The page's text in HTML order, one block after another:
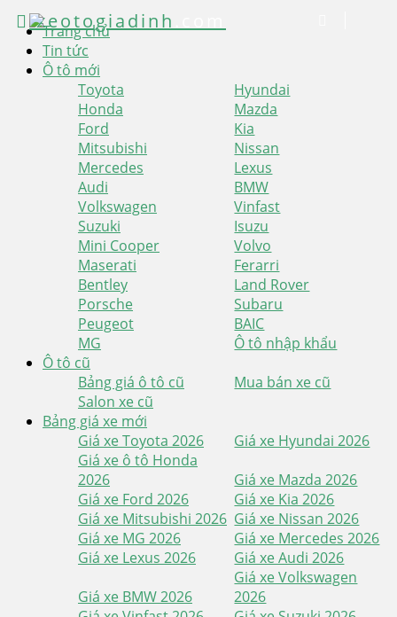
Trang chủ
Tin tức
Ô tô mới
Toyota
Hyundai
Honda
Mazda
Ford
Kia
Mitsubishi
Nissan
Mercedes
Lexus
Audi
BMW
Volkswagen
Vinfast
Suzuki
Isuzu
Mini Cooper
Volvo
Maserati
Ferarri
Bentley
Land Rover
Porsche
Subaru
Peugeot
BAIC
MG
Ô tô nhập khẩu
Ô tô cũ
Bảng giá ô tô cũ
Mua bán xe cũ
Salon xe cũ
Bảng giá xe mới
Giá xe Toyota 2026
Giá xe Hyundai 2026
Giá xe ô tô Honda
2026
Giá xe Mazda 2026
Giá xe Ford 2026
Giá xe Kia 2026
Giá xe Mitsubishi 2026 Giá xe Nissan 2026
Giá xe MG 2026
Giá xe Mercedes 2026
Giá xe Lexus 2026
Giá xe Audi 2026
Giá xe BMW 2026
Giá xe Volkswagen
2026
xeotogiadinh